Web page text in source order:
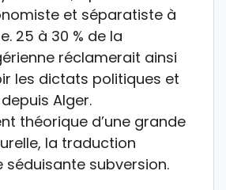
et séparatiste à
25 à 30 % de la
réclamerait ainsi
les dictats politiques et
Alger.
théorique d’une grande
la traduction
séduisante subversion.